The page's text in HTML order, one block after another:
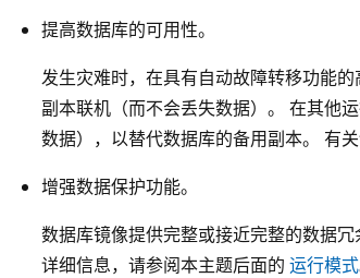
提高数据库的可用性。
发生灾难时，在具有自动故障转移功能
副本联机（而不会丢失数据）。 在其他
数据），以替代数据库的备用副本。 有
增强数据保护功能。
数据库镜像提供完整或接近完整的数据
详细信息，请参阅本主题后面的 运行模式